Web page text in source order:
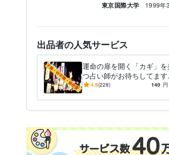
東京国際大学 1999年
出品者の人気サービス
運命の扉を開く「カギ」
つ占い師がお待ちしてます
涙と笑いの「奇跡の占い
4.8(228) 140 円